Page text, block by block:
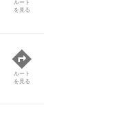
ルート
を見る
ルート
を見る